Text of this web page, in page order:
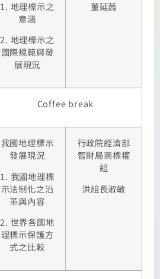
1. 地理標示之
意涵
2. 地理標示之
國際規範與發
展現況
董延茜
Coffee break
我國地理標示
發展現況
1. 我國地理標
示法制化之沿
革與內容
2. 世界各國地
理標示保護方
式之比較
行政院經濟部
智財局商標權
組
洪組長淑敏